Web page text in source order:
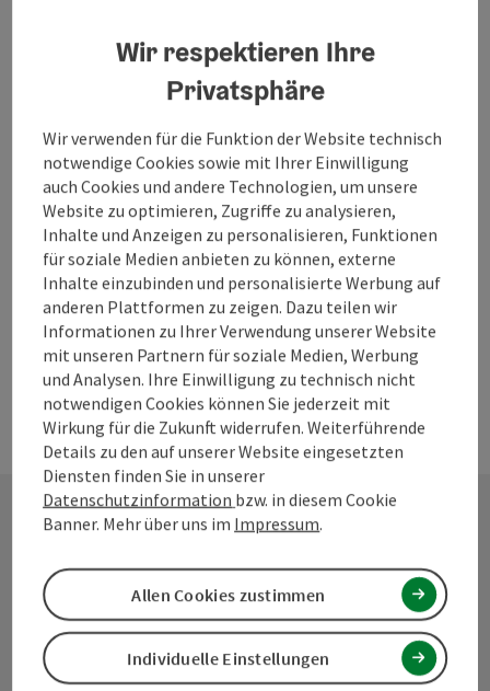
zum Merkzettel
PDF erstellen
In der Nähe
powered byTOURDATA Änderung vorschlagen
Kontakt
Tourismusverband Mühlviertel
Wir respektieren Ihre
Privatsphäre
Wir verwenden für die Funktion der Website technisch
notwendige Cookies sowie mit Ihrer Einwilligung
auch Cookies und andere Technologien, um unsere
Website zu optimieren, Zugriffe zu analysieren,
Inhalte und Anzeigen zu personalisieren, Funktionen
für soziale Medien anbieten zu können, externe
Inhalte einzubinden und personalisierte Werbung auf
anderen Plattformen zu zeigen. Dazu teilen wir
Informationen zu Ihrer Verwendung unserer Website
mit unseren Partnern für soziale Medien, Werbung
und Analysen. Ihre Einwilligung zu technisch nicht
notwendigen Cookies können Sie jederzeit mit
Wirkung für die Zukunft widerrufen. Weiterführende
Details zu den auf unserer Website eingesetzten
Diensten finden Sie in unserer
Datenschutzinformation bzw. in diesem Cookie
Banner. Mehr über uns im Impressum.
Individuelle Einstellungen
Allen Cookies zustimmen